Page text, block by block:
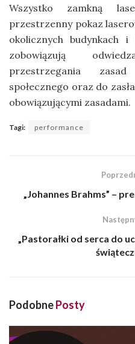
Wszystko zamkną
przestrzenny pokaz
okolicznych budynkach i
zobowiązują
przestrzegania
społecznego oraz do
obowiązującymi zasadami.
Tagi: performance
„Johannes Brahms” –
„Pastorałki od serca do
PodobnePosty